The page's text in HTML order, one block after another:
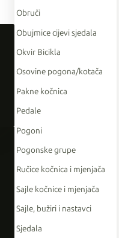
Obruči
Obujmice cijevi sjedala
Okvir Bicikla
Osovine pogona/kotača
Pakne kočnica
Pedale
Pogoni
Pogonske grupe
Ručice kočnica i mjenjača
Sajle kočnice i mjenjača
Sajle, bužiri i nastavci
Sjedala